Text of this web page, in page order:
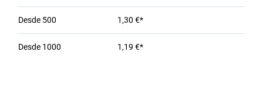
Desde 500 1,30 €*
Desde 1000 1,19 €*